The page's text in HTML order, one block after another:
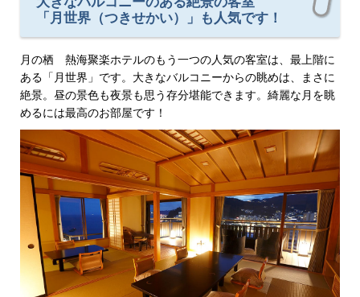
「月世界（つきせかい）」も人気です！
月の栖 熱海聚楽ホテルのもう一つの人気の客室は、最上階に
ある「月世界」です。大きなバルコニーからの眺めは、まさに
絶景。昼の景色も夜景も思う存分堪能できます。綺麗な月を眺
めるには最高のお部屋です！